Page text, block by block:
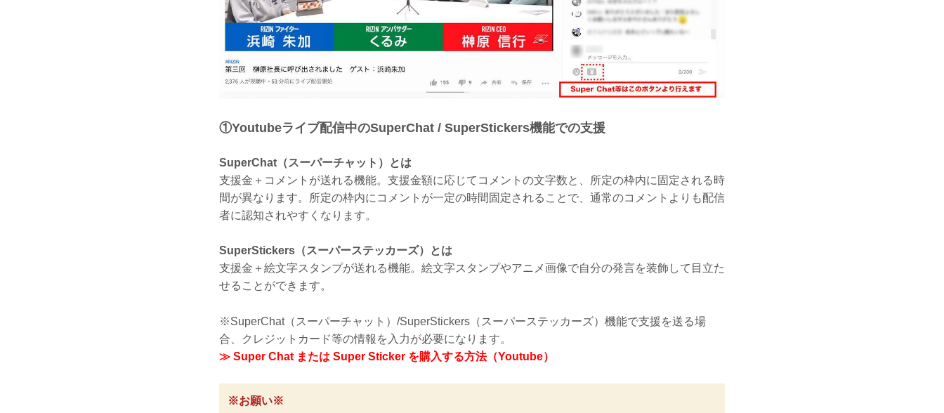
①Youtubeライブ配信中のSuperChat / SuperStickers機能での支援
SuperChat（スーパーチャット）とは
支援金＋コメントが送れる機能。支援金額に応じてコメントの文字数と、所定の枠内に固定される時
間が異なります。所定の枠内にコメントが一定の時間固定されることで、通常のコメントよりも配信
者に認知されやすくなります。
SuperStickers（スーパーステッカーズ）とは
支援金＋絵文字スタンプが送れる機能。絵文字スタンプやアニメ画像で自分の発言を装飾して目立た
せることができます。
※SuperChat（スーパーチャット）/SuperStickers（スーパーステッカーズ）機能で支援を送る場
合、クレジットカード等の情報を入力が必要になります。
≫ Super Chat または Super Sticker を購入する方法（Youtube）
※お願い※